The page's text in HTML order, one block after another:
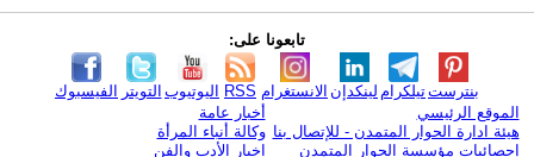
تابعونا على:
الفيسبوك التويتر اليوتيوب RSS الانستغرام لينكدإن تيلكرامبنترست
الموقع الرئيسي
هيئة ادارة الحوار المتمدن - للإتصال بنا
إحصائيات مؤسسة الحوار المتمدن
أخبار عامة
وكالة أنباء المرأة
اخبار الأدب والفن